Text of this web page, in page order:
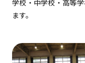
学校・中学校・高等
ます。